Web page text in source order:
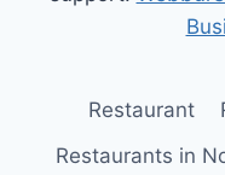
Restaurant
Restaurants in